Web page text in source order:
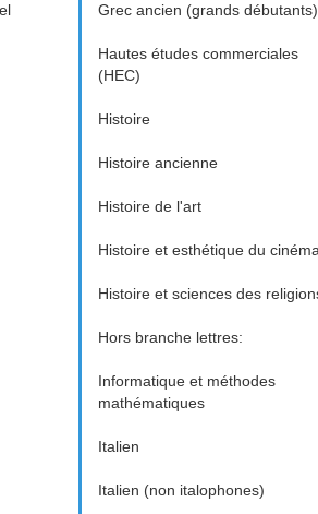
Grec ancien (grands débutants)
Hautes études commerciales
(HEC)
Histoire
Histoire ancienne
Histoire de l'art
Histoire et esthétique du
Histoire et sciences des
Hors branche lettres:
Informatique et méthodes
mathématiques
Italien
Italien (non italophones)